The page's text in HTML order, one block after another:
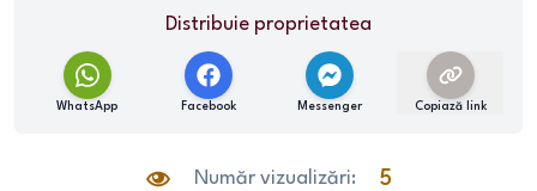
Distribuie proprietatea
WhatsApp Facebook Messenger Copiază link
Număr vizualizări: 5